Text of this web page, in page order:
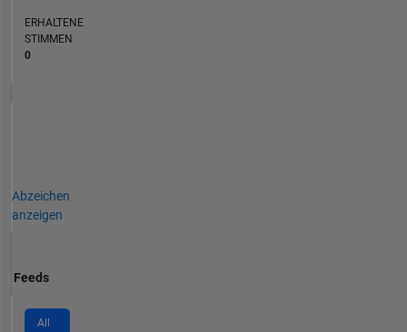
ERHALTENE
STIMMEN
0
Abzeichen
anzeigen
Feeds
All